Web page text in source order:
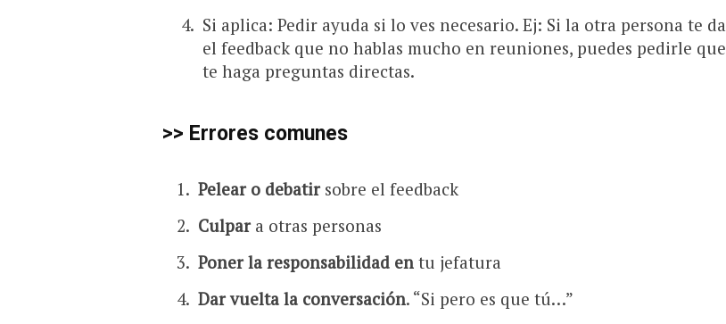
Si aplica: Pedir ayuda si lo ves necesario. Ej: Si la otra persona te da
el feedback que no hablas mucho en reuniones, puedes pedirle que
te haga preguntas directas.
>> Errores comunes
Pelear o debatirsobre el feedback
Culpar a otras personas
Poner la responsabilidad entu jefatura
Dar vuelta la conversación. “Si pero es que tú…”